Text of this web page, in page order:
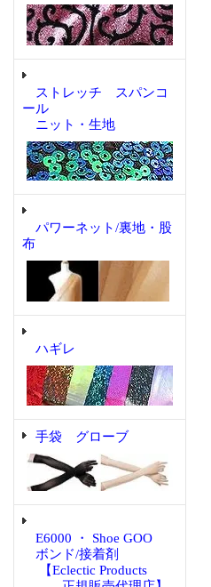
ストレッチ スパンコ
ール
ニット・生地
パワーネット/裏地・股
布
ハギレ
手袋 グローブ
E6000 ・ Shoe GOO
ボンド/接着剤
【Eclectic Products